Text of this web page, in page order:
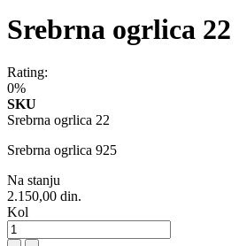
Srebrna ogrlica 22
Rating:
0%
SKU
Srebrna ogrlica 22
Srebrna ogrlica 925
Na stanju
2.150,00 din.
Kol